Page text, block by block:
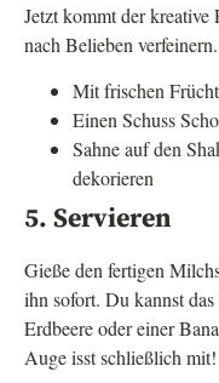
Jetzt kommt der
nach Belieben
Mit frischen
Einen Schuss
Sahne auf den
dekorieren
5. Servieren
Gieße den fertigen
ihn sofort. Du kannst
Erdbeere oder einer
Auge isst schließlich mit!